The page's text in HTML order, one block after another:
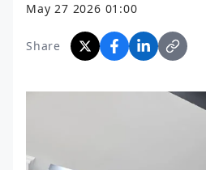
May 27 2026 01:00
Share